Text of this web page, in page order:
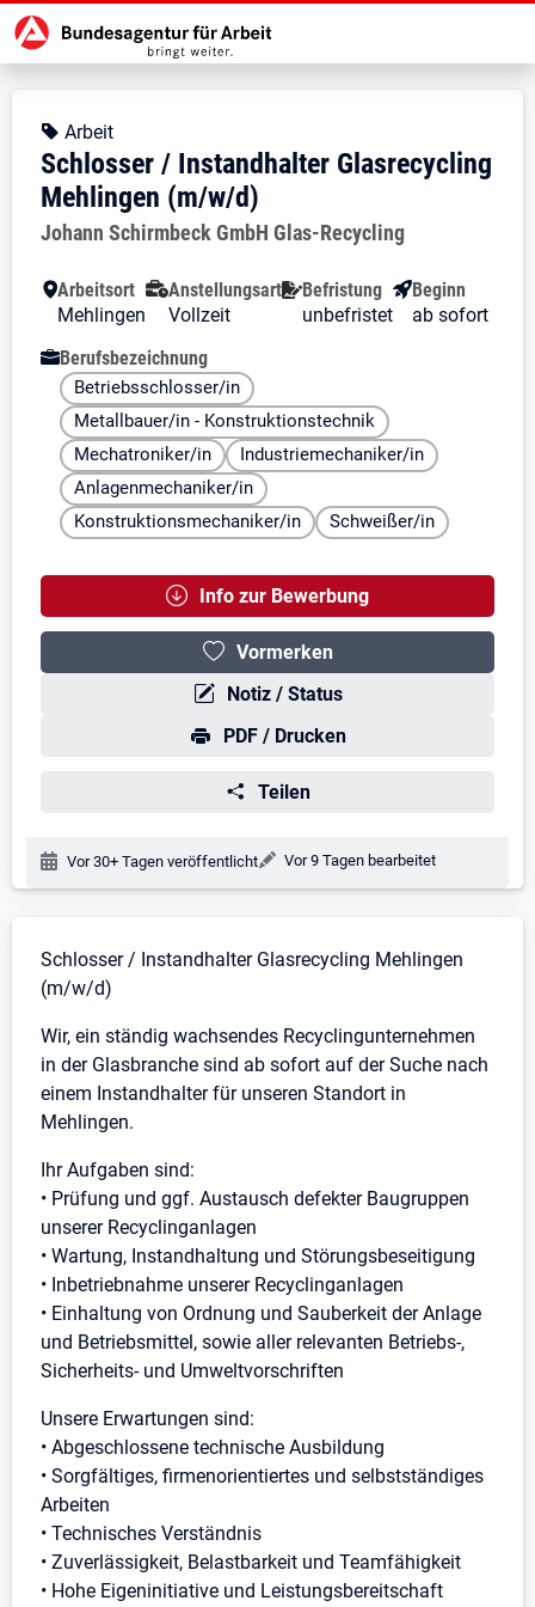
Zur Jobsuche Startseite
Stellendetails zu: Schlosser /
Schlosser / Instandhalter
Schlosser / Instandhalter
Kopfbereich
Angebotsart:
Arbeit
Schlosser / Instandhalter Glasrecycling
Mehlingen (m/w/d)
Arbeitgeber:
Johann Schirmbeck GmbH Glas-Recycling
Besondere Merkmale
Arbeitsort
Mehlingen
Anstellungsart
Vollzeit
Befristung
unbefristet
Beginn
ab sofort
Berufsbezeichnung
Betriebsschlosser/in
Metallbauer/in - Konstruktionstechnik
Mechatroniker/in
Industriemechaniker/in
Anlagenmechaniker/in
Konstruktionsmechaniker/in
Schweißer/in
Info zur Bewerbung
Vormerken
Notiz / Status
PDF / Drucken
Teilen
Veröffentlichungsdatum:
Vor 30+ Tagen veröffentlicht Änderungsdatum:
Vor 9 Tagen bearbeitet
Stellenbeschreibung
Schlosser / Instandhalter Glasrecycling Mehlingen
(m/w/d)
Wir, ein ständig wachsendes Recyclingunternehmen
in der Glasbranche sind ab sofort auf der Suche nach
einem Instandhalter für unseren Standort in
Mehlingen.
Ihr Aufgaben sind:
• Prüfung und ggf. Austausch defekter Baugruppen
unserer Recyclinganlagen
• Wartung, Instandhaltung und Störungsbeseitigung
• Inbetriebnahme unserer Recyclinganlagen
• Einhaltung von Ordnung und Sauberkeit der Anlage
und Betriebsmittel, sowie aller relevanten Betriebs-,
Sicherheits- und Umweltvorschriften
Unsere Erwartungen sind:
• Abgeschlossene technische Ausbildung
• Sorgfältiges, firmenorientiertes und selbstständiges
Arbeiten
• Technisches Verständnis
• Zuverlässigkeit, Belastbarkeit und Teamfähigkeit
• Hohe Eigeninitiative und Leistungsbereitschaft